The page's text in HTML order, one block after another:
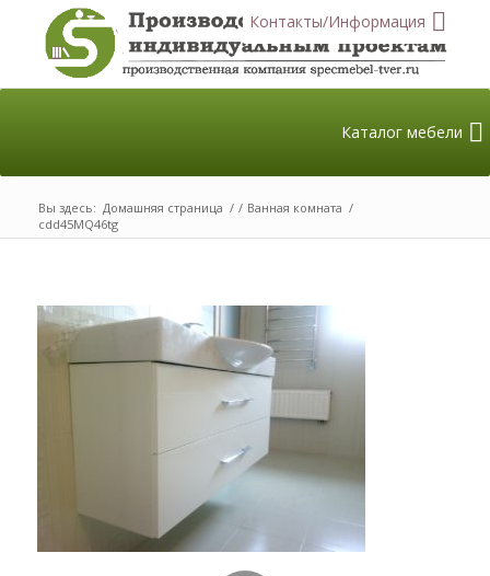
Контакты/Информация
Каталог мебели
Вы здесь: Домашняя страница / / Ванная комната /
cdd45MQ46tg